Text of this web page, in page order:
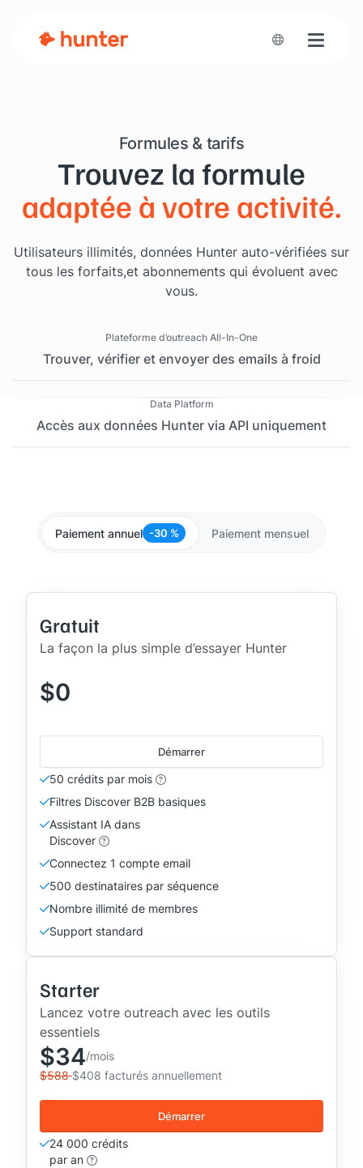
Toggle
Formules & tarifs
Trouvez la formule
adaptée à votre activité.
Utilisateurs illimités, données Hunter auto-vérifiées sur
tous les forfaits,et abonnements qui évoluent avec
vous.
Plateforme d’outreach All-In-One
Trouver, vérifier et envoyer des emails à froid
Data Platform
Accès aux données Hunter via API uniquement
Paiement annuel -30 % Paiement mensuel
Gratuit
La façon la plus simple d’essayer Hunter
$0
Démarrer
50 crédits par mois
Filtres Discover B2B basiques
Assistant IA dans
Discover
Connectez 1 compte email
500 destinataires par séquence
Nombre illimité de membres
Support standard
Starter
Lancez votre outreach avec les outils
essentiels
$34/mois
$588$408 facturés annuellement
Démarrer
24 000 crédits
par an